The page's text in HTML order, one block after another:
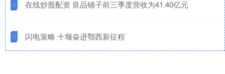
4 ​在线炒股配资 良品铺子前三季度营收为41.40亿元
5 ​闪电策略 十堰奋进鄂西新征程